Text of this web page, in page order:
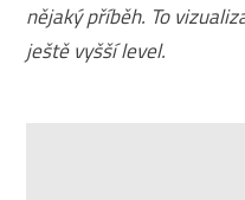
nějaký příběh. To
ještě vyšší level.